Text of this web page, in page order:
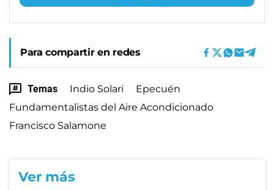
Para compartir en redes
Temas Indio Solari
Epecuén
Fundamentalistas del Aire Acondicionado
Francisco Salamone
Ver más